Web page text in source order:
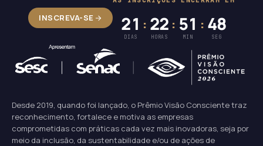
INSCREVA-SE 21
DIAS
: 22
HORAS
: 51
MIN
: 48
SEG
Desde 2019, quando foi lançado, o Prêmio Visão Consciente traz
reconhecimento, fortalece e motiva as empresas
comprometidas com práticas cada vez mais inovadoras, seja por
meio da inclusão, da sustentabilidade e/ou de ações de